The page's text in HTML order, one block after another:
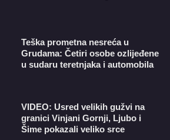
Teška prometna nesreća u
Grudama: Četiri osobe ozlijeđene
u sudaru teretnjaka i automobila
VIDEO: Usred velikih gužvi na
granici Vinjani Gornji, Ljubo i
Šime pokazali veliko srce